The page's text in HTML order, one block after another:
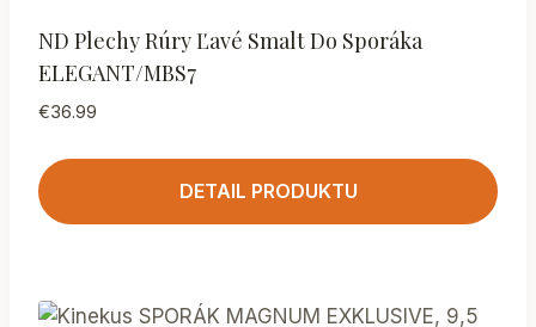
ND Plechy Rúry Ľavé Smalt Do Sporáka
ELEGANT/MBS7
€36.99
DETAIL PRODUKTU